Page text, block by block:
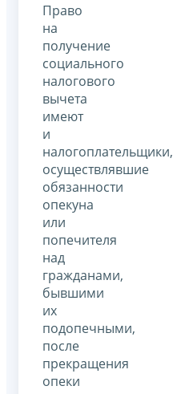
Право
на
получение
социального
налогового
вычета
имеют
и
налогоплательщики,
осуществлявшие
обязанности
опекуна
или
попечителя
над
гражданами,
бывшими
их
подопечными,
после
прекращения
опеки